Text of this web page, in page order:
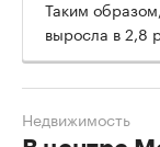
Таким
выросла в 2,8
Недвижимость